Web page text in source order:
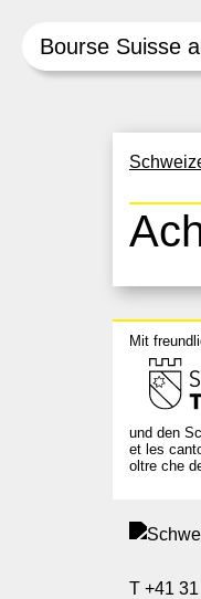
Bourse Suisse
Mit
und den
et les
oltre che
T +41